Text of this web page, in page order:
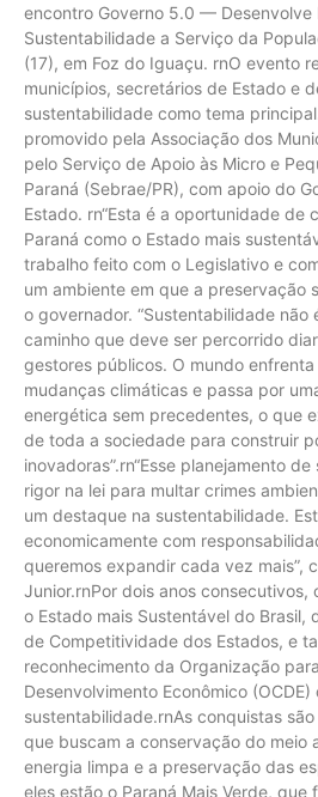
encontro Governo 5.0 —
Sustentabilidade a Serviço da
(17), em Foz do Iguaçu. rnO evento
municípios, secretários de Estado e
sustentabilidade como tema
promovido pela Associação dos
pelo Serviço de Apoio às Micro e
Paraná (Sebrae/PR), com apoio do
Estado. rn“Esta é a oportunidade de
Paraná como o Estado mais
trabalho feito com o Legislativo e
um ambiente em que a preservação
o governador. “Sustentabilidade não
caminho que deve ser percorrido
gestores públicos. O mundo
mudanças climáticas e passa por
energética sem precedentes, o que
de toda a sociedade para construir
inovadoras”.rn“Esse planejamento
rigor na lei para multar crimes
um destaque na sustentabilidade.
economicamente com
queremos expandir cada vez mais”,
Junior.rnPor dois anos consecutivos,
o Estado mais Sustentável do Brasil,
de Competitividade dos Estados, e
reconhecimento da Organização
Desenvolvimento Econômico
sustentabilidade.rnAs conquistas
que buscam a conservação do meio
energia limpa e a preservação das
eles estão o Paraná Mais Verde,